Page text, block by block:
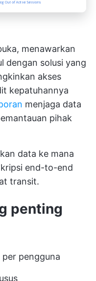
menawarkan
dengan solusi yang
akses
kepatuhannya
menjaga data
pihak
data ke mana
end-to-end
transit.
penting
per pengguna